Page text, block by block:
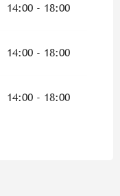
14:00 - 18:00
14:00 - 18:00
14:00 - 18:00